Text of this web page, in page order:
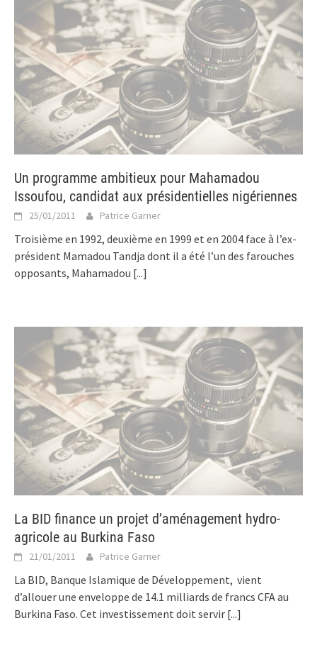
Un programme ambitieux pour Mahamadou
Issoufou, candidat aux présidentielles nigériennes
25/01/2011 Patrice Garner
Troisième en 1992, deuxième en 1999 et en 2004 face à l’ex-
président Mamadou Tandja dont il a été l’un des farouches
opposants, Mahamadou [...]
La BID finance un projet d’aménagement hydro-
agricole au Burkina Faso
21/01/2011 Patrice Garner
La BID, Banque Islamique de Développement, vient
d’allouer une enveloppe de 14.1 milliards de francs CFA au
Burkina Faso. Cet investissement doit servir [...]